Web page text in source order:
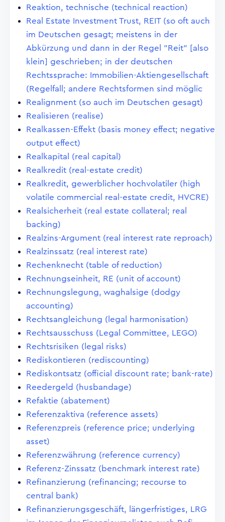
Reaktion, technische (technical reaction)
Real Estate Investment Trust, REIT (so oft auch
im Deutschen gesagt; meistens in der
Abkürzung und dann in der Regel "Reit" [also
klein] geschrieben; in der deutschen
Rechtssprache: Immobilien-Aktiengesellschaft
(Regelfall; andere Rechtsformen sind möglic
Realignment (so auch im Deutschen gesagt)
Realisieren (realise)
Realkassen-Effekt (basis money effect; negative
output effect)
Realkapital (real capital)
Realkredit (real-estate credit)
Realkredit, gewerblicher hochvolatiler (high
volatile commercial real-estate credit, HVCRE)
Realsicherheit (real estate collateral; real
backing)
Realzins-Argument (real interest rate reproach)
Realzinssatz (real interest rate)
Rechenknecht (table of reduction)
Rechnungseinheit, RE (unit of account)
Rechnungslegung, waghalsige (dodgy
accounting)
Rechtsangleichung (legal harmonisation)
Rechtsausschuss (Legal Committee, LEGO)
Rechtsrisiken (legal risks)
Rediskontieren (rediscounting)
Rediskontsatz (official discount rate; bank-rate)
Reedergeld (husbandage)
Refaktie (abatement)
Referenzaktiva (reference assets)
Referenzpreis (reference price; underlying
asset)
Referenzwährung (reference currency)
Referenz-Zinssatz (benchmark interest rate)
Refinanzierung (refinancing; recourse to
central bank)
Refinanzierungsgeschäft, längerfristiges, LRG